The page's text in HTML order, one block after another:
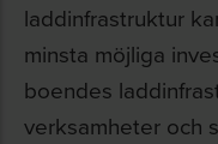
laddinfrastruktur
minsta möjliga
boendes
verksamheter och